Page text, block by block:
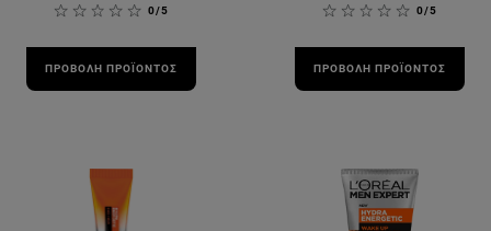
0/5
ΠΡΟΒΟΛΉ ΠΡΟΪΌΝΤΟΣ
0/5
ΠΡΟΒΟΛΉ ΠΡΟΪΌΝΤΟΣ